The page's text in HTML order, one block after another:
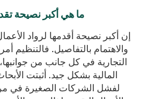
ما هي أكبر نصيحة
إن أكبر نصيحة أقدمها لرواد
والاهتمام بالتفاصيل. فالتنظيم أمر
التجارية في كل جانب من
المالية بشكل جيد. أثبتت
لفشل الشركات الصغيرة في